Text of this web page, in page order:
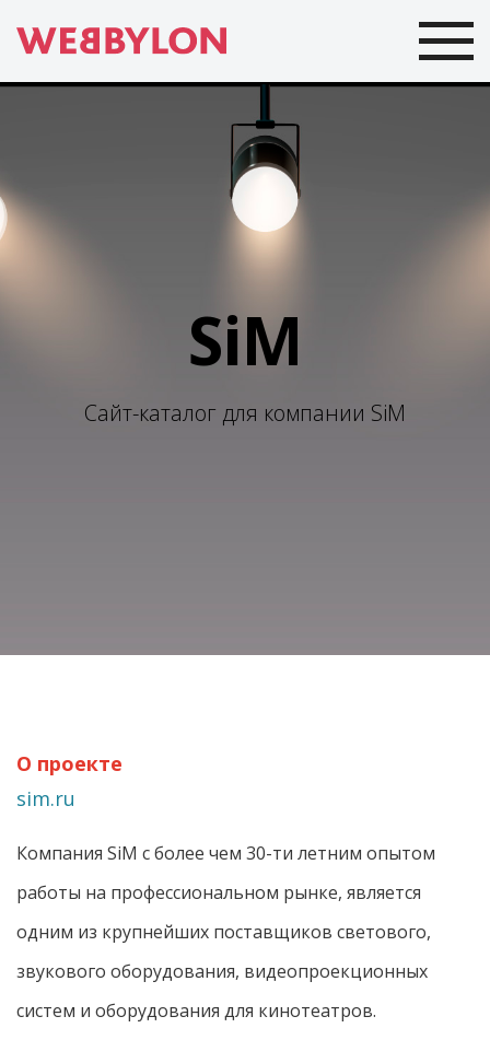
SiM
Сайт-каталог для компании SiM
О проекте
sim.ru
Компания SiM с более чем 30-ти летним опытом
работы на профессиональном рынке, является
одним из крупнейших поставщиков светового,
звукового оборудования, видеопроекционных
систем и оборудования для кинотеатров.